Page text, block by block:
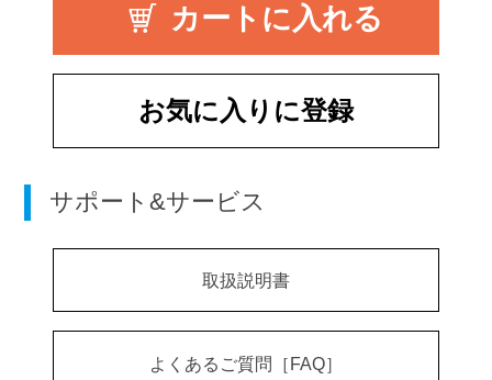
お気に入りに登録
サポート&サービス
取扱説明書
よくあるご質問［FAQ］